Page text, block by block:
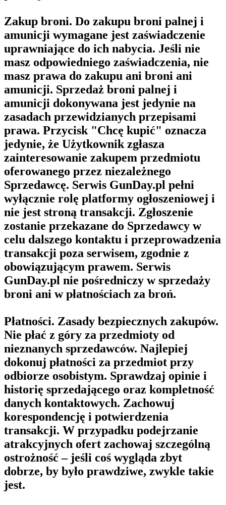
Zakup broni. Do zakupu broni palnej i
amunicji wymagane jest zaświadczenie
uprawniające do ich nabycia. Jeśli nie
masz odpowiedniego zaświadczenia, nie
masz prawa do zakupu ani broni ani
amunicji. Sprzedaż broni palnej i
amunicji dokonywana jest jedynie na
zasadach przewidzianych przepisami
prawa. Przycisk "Chcę kupić" oznacza
jedynie, że Użytkownik zgłasza
zainteresowanie zakupem przedmiotu
oferowanego przez niezależnego
Sprzedawcę. Serwis GunDay.pl pełni
wyłącznie rolę platformy ogłoszeniowej i
nie jest stroną transakcji. Zgłoszenie
zostanie przekazane do Sprzedawcy w
celu dalszego kontaktu i przeprowadzenia
transakcji poza serwisem, zgodnie z
obowiązującym prawem. Serwis
GunDay.pl nie pośredniczy w sprzedaży
broni ani w płatnościach za broń.
Płatności. Zasady bezpiecznych zakupów.
Nie płać z góry za przedmioty od
nieznanych sprzedawców. Najlepiej
dokonuj płatności za przedmiot przy
odbiorze osobistym. Sprawdzaj opinie i
historię sprzedającego oraz kompletność
danych kontaktowych. Zachowuj
korespondencję i potwierdzenia
transakcji. W przypadku podejrzanie
atrakcyjnych ofert zachowaj szczególną
ostrożność – jeśli coś wygląda zbyt
dobrze, by było prawdziwe, zwykle takie
jest.